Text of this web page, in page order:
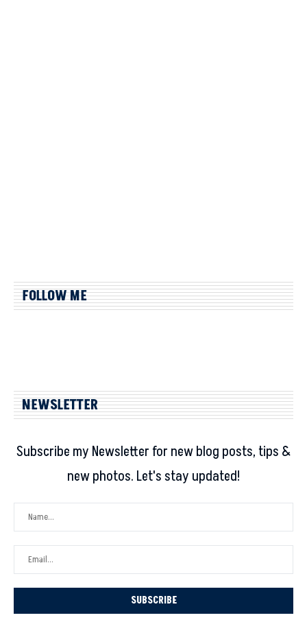
FOLLOW ME
NEWSLETTER
Subscribe my Newsletter for new blog posts, tips &
new photos. Let's stay updated!